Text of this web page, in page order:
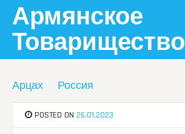
content
Армянское
Товарищество
Арцах Россия
POSTED ON 26.01.2023